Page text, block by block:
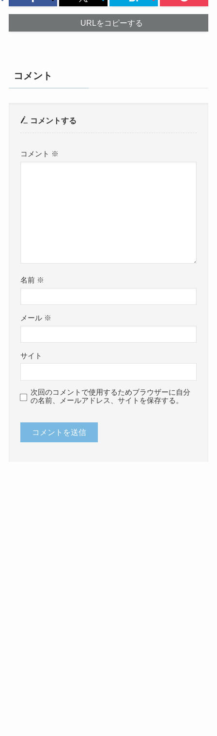
URLをコピーする
コメント
コメントする
コメント ※
名前 ※
メール ※
サイト
次回のコメントで使用するためブラウザーに自分
の名前、メールアドレス、サイトを保存する。